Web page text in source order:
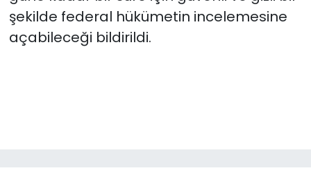
şekilde federal hükümetin incelemesine
açabileceği bildirildi.